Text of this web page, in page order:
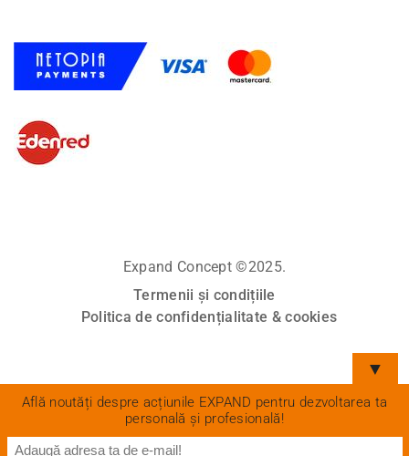
Expand Concept ©2025.
Termenii și condițiile
Politica de confidențialitate & cookies
▼
Află noutăți despre acțiunile EXPAND pentru dezvoltarea ta
personală și profesională!